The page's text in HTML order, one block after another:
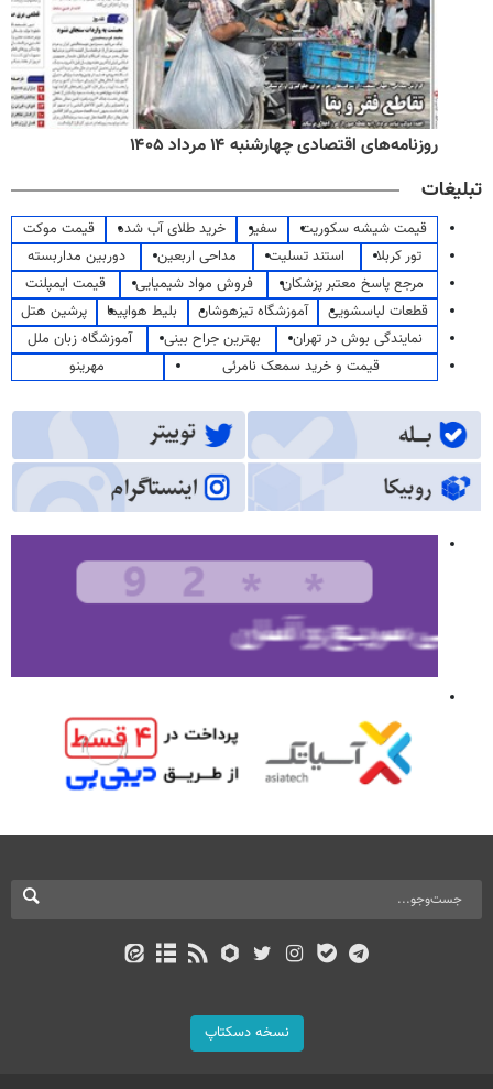
روزنامه‌های اقتصادی چهارشنبه ۱۴ مرداد ۱۴۰۵
تبلیغات
قیمت شیشه سکوریت سفیر خرید طلای آب شده
قیمت موکت
تور کربلا
استند تسلیت مداحی اربعین
دوربین مداربسته
مرجع پاسخ معتبر پزشکان
فروش مواد شیمیایی
قیمت ایمپلنت
قطعات لباسشویی
آموزشگاه تیزهوشان بلیط هواپیما
پرشین هتل
نمایندگی بوش در تهران
بهترین جراح بینی
آموزشگاه زبان ملل
قیمت و خرید سمعک نامرئی
مهرینو
نسخه دسکتاپ